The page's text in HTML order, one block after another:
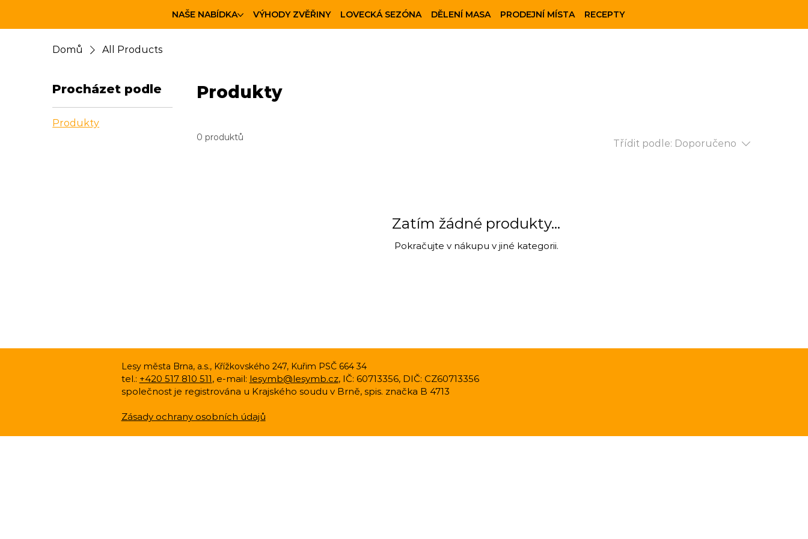
NAŠE NABÍDKA VÝHODY ZVĚŘINY LOVECKÁ SEZÓNA DĚLENÍ MASA PRODEJNÍ MÍSTA RECEPTY
Domů All Products
Procházet podle
Produkty
Produkty
0 produktů
Třídit podle: Doporučeno
Zatím žádné produkty...
Pokračujte v nákupu v jiné kategorii.
Lesy města Brna, a.s., Křížkovského 247, Kuřim PSČ 664 34
tel.: +420 517 810 511, e-mail: lesymb@lesymb.cz, IČ: 60713356, DIČ: CZ60713356
společnost je registrována u Krajského soudu v Brně, spis. značka B 4713
Zásady ochrany osobních údajů